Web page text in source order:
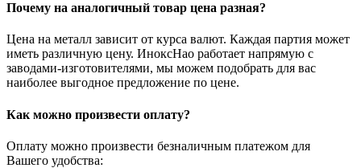
Почему на аналогичный товар цена разная?
Цена на металл зависит от курса валют. Каждая партия может
иметь различную цену. ИноксНао работает напрямую с
заводами-изготовителями, мы можем подобрать для вас
наиболее выгодное предложение по цене.
Как можно произвести оплату?
Оплату можно произвести безналичным платежом для
Вашего удобства: